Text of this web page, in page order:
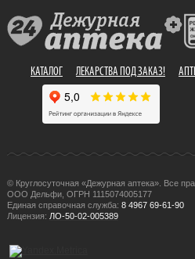
КАТАЛОГ ЛЕКАРСТВА ПОД ЗАКАЗ!
© Круглосуточная «Дежурная аптека». Все
ООО Дельфи, ОГРН 1115074005177
Единая справочная служба: 8 4967 69-61-90
Лицензия: ЛО-50-02-005389